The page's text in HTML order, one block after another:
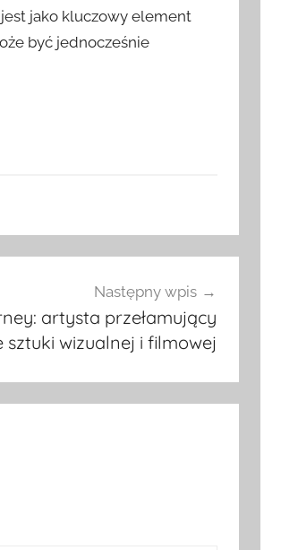
jako kluczowy element
być jednocześnie
Następny wpis
artysta przełamujący
sztuki wizualnej i filmowej